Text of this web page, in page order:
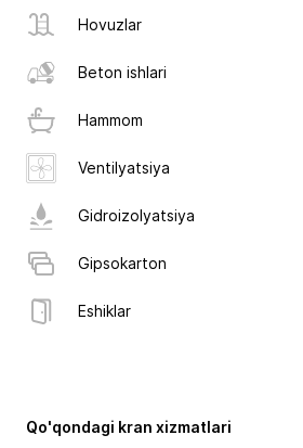
Hovuzlar
Beton ishlari
Hammom
Ventilyatsiya
Gidroizolyatsiya
Gipsokarton
Eshiklar
Qo'qondagi kran xizmatlari